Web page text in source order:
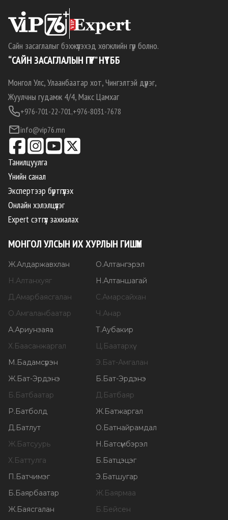
Сайн засаглалыг бэхжүүлэхэд хөгжлийн гүүр болно.
“САЙН ЗАСАГЛАЛЫН ГҮҮР” НҮТББ
Монгол Улс, Улаанбаатар хот, Чингэлтэй дүүрэг,
Жуулчны гудамж 4/4, Макс Цамхаг
+976-701-22-701,+976-8031-7678
info@vip76.mn
Танилцуулга
Үнийн санал
Экспертээр бүртгүүлэх
Онлайн хэлэлцүүлэг
Expert сэтгүүл захиалах
МОНГОЛ УЛСЫН ИХ ХУРЛЫН ГИШҮҮН
Ж.Алдаржавхлан О.Алтангэрэл
Н.Алтанхуяг Н.Алтаншагай
Д.Амарбаясгалан С.Амарсайхан
О.Амгаланбаатар Ч.Анар
А.Ариунзаяа Т.Аубакир
Х.Баасанжаргал Ц.Баатархүү
М.Бадамсүрэн Э.Бат-Амгалан
Ж.Бат-Эрдэнэ Б.Бат-Эрдэнэ
Б.Батбаатар Д.Батбаяр
Р.Батболд Ж.Батжаргал
Д.Батлут О.Батнайрамдал
Ж.Батсуурь Н.Батсүмбэрэл
Х.Баттулга Б.Батцэцэг
П.Батчимэг Э.Батшугар
Б.Баярбаатар Ж.Баярмаа
Ж.Баясгалан Б.Бейсен